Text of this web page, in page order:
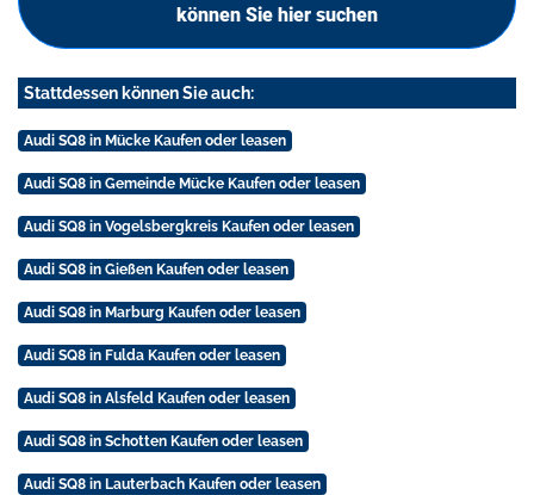
können Sie hier suchen
Stattdessen können Sie auch:
Audi SQ8 in Mücke Kaufen oder leasen
Audi SQ8 in Gemeinde Mücke Kaufen oder leasen
Audi SQ8 in Vogelsbergkreis Kaufen oder leasen
Audi SQ8 in Gießen Kaufen oder leasen
Audi SQ8 in Marburg Kaufen oder leasen
Audi SQ8 in Fulda Kaufen oder leasen
Audi SQ8 in Alsfeld Kaufen oder leasen
Audi SQ8 in Schotten Kaufen oder leasen
Audi SQ8 in Lauterbach Kaufen oder leasen